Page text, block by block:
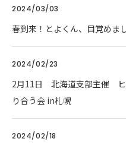
2024/03/03
春到来！とよくん、目覚めま
2024/02/23
2月11日 北海道支部主催 ヒ
り合う会 in札幌
2024/02/18